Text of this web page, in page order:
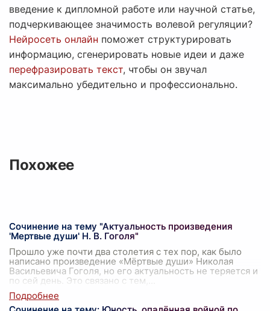
введение к дипломной работе или научной статье,
подчеркивающее значимость волевой регуляции?
Нейросеть онлайн поможет структурировать
информацию, сгенерировать новые идеи и даже
перефразировать текст, чтобы он звучал
максимально убедительно и профессионально.
Похожее
Сочинение на тему "Актуальность произведения
'Мертвые души' Н. В. Гоголя"
Прошло уже почти два столетия с тех пор, как было
написано произведение «Мёртвые души» Николая
Васильевича Гоголя, но его актуальность не теряется и
по сей день. Это связано с тем,